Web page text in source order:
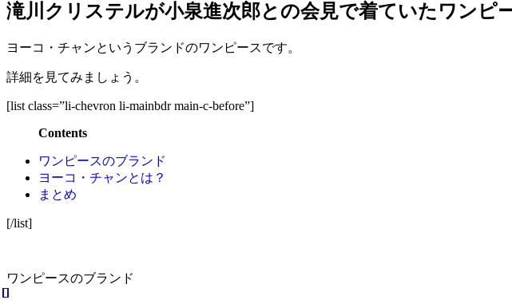
滝川クリステルが小泉進次郎との会見で着ていたワン
ヨーコ・チャンというブランドのワンピースです。
詳細を見てみましょう。
[list class=”li-chevron li-mainbdr main-c-before”]
Contents
ワンピースのブランド
ヨーコ・チャンとは？
まとめ
[/list]
ワンピースのブランド